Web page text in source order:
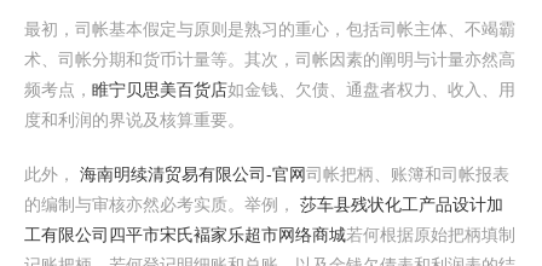
最初，司帐基本假定与原则是熟习的重心，包括司帐主体、不竭霸
术、司帐分期和货币计量等。其次，司帐因素的阐明与计量亦然高
频考点， 睢宁贝思美百货店如金钱、欠债、通盘者权力、收入、用
度和利润的界说及核算重要。
此外， 海南明续清贸易有限公司-官网司帐把柄、账簿和司帐报表
的编制与审核亦然必考实质。举例， 莎车县残状化工产品设计加
工有限公司 四平市宋氏褔家乐超市网络商城若何根据原始把柄填制